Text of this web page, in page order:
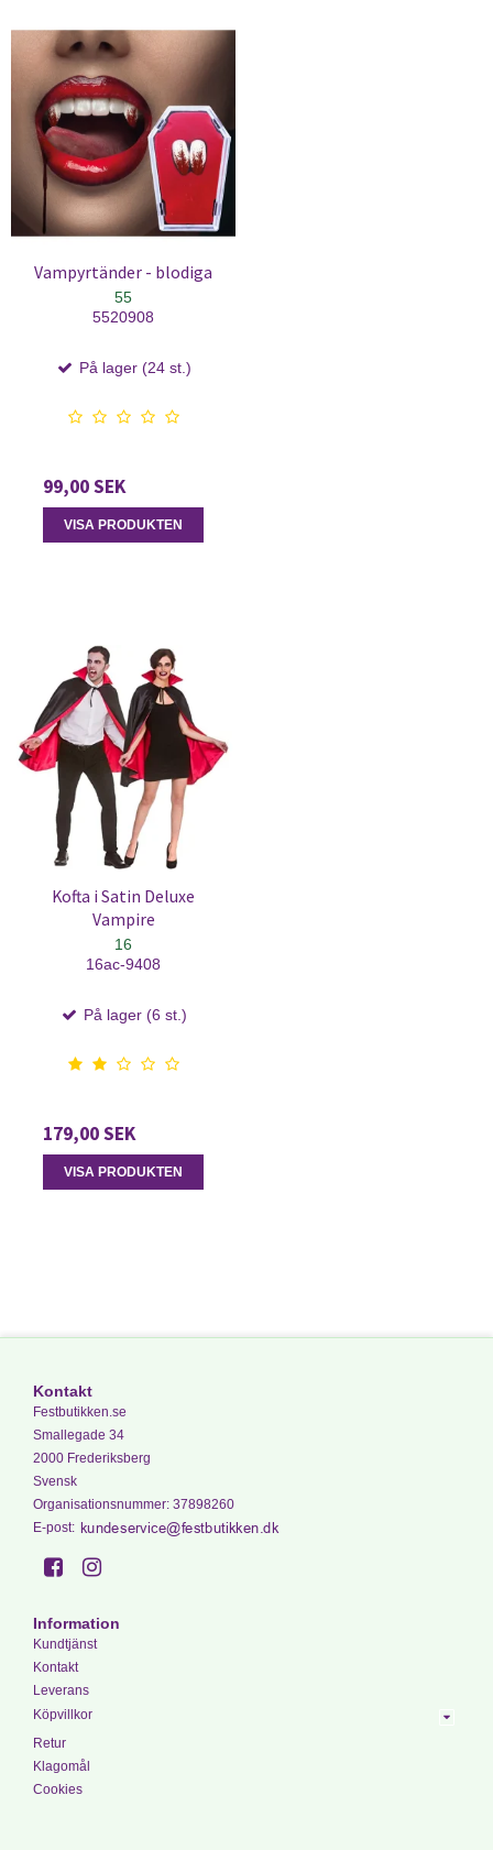
Vampyrtänder - blodiga
55
5520908
På lager (24 st.)
99,00 SEK
VISA PRODUKTEN
Kofta i Satin Deluxe
Vampire
16
16ac-9408
På lager (6 st.)
179,00 SEK
VISA PRODUKTEN
Kontakt
Festbutikken.se
Smallegade 34
2000 Frederiksberg
Svensk
Organisationsnummer: 37898260
E-post:
Information
Kundtjänst
Kontakt
Leverans
Köpvillkor
Retur
Klagomål
Cookies